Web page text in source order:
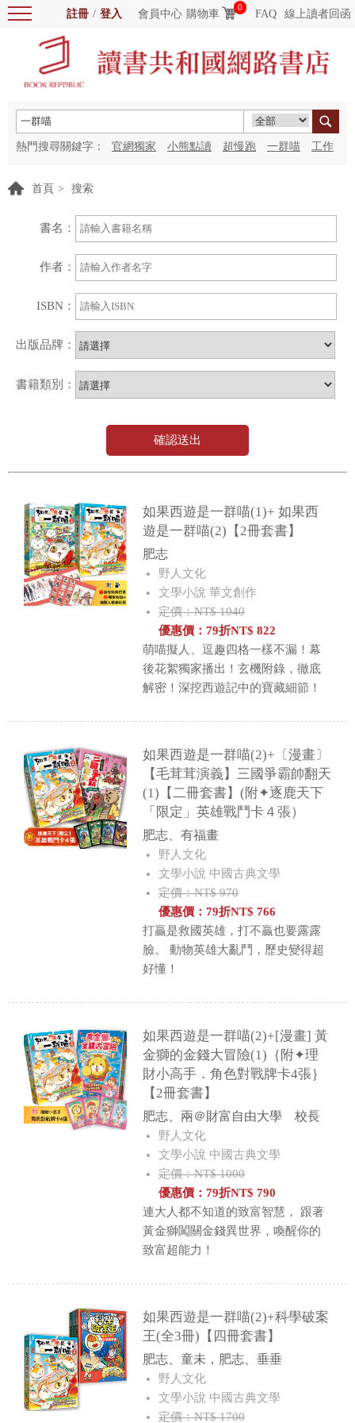
註冊 / 登入 會員中心 購物車
0
FAQ 線上讀者回函
熱門搜尋關鍵字： 官網獨家 小熊點讀 超慢跑 一群喵 工作
首頁 > 搜索
書名：
作者：
ISBN：
出版品牌：
書籍類別：
確認送出
如果西遊是一群喵(1)+ 如果西
遊是一群喵(2)【2冊套書】
肥志
野人文化
文學小說 華文創作
定價：NT$ 1040
優惠價： 79折NT$ 822
萌喵擬人、逗趣四格一樣不漏！幕
後花絮獨家播出！玄機附錄，徹底
解密！深挖西遊記中的寶藏細節！
如果西遊是一群喵(2)+〔漫畫〕
【毛茸茸演義】三國爭霸帥翻天
(1)【二冊套書】(附✦逐鹿天下
「限定」英雄戰鬥卡４張）
肥志、有福畫
野人文化
文學小說 中國古典文學
定價：NT$ 970
優惠價： 79折NT$ 766
打贏是救國英雄，打不贏也要露露
臉。 動物英雄大亂鬥，歷史變得超
好懂！
如果西遊是一群喵(2)+[漫畫] 黃
金獅的金錢大冒險(1)｛附✦理
財小高手．角色對戰牌卡4張｝
【2冊套書】
肥志、兩＠財富自由大學 校長
野人文化
文學小說 中國古典文學
定價：NT$ 1000
優惠價： 79折NT$ 790
連大人都不知道的致富智慧， 跟著
黃金獅闖關金錢異世界，喚醒你的
致富超能力！
如果西遊是一群喵(2)+科學破案
王(全3冊)【四冊套書】
肥志、童未，肥志、垂垂
野人文化
文學小說 中國古典文學
定價：NT$ 1700